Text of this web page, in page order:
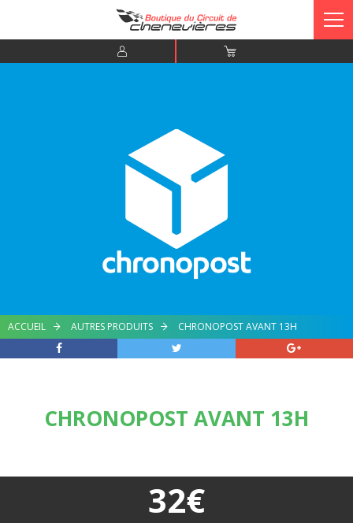
ACCUEIL AUTRES PRODUITS CHRONOPOST AVANT 13H
CHRONOPOST AVANT 13H
32€
plus d'informations